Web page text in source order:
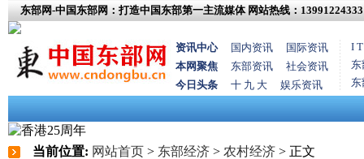
东部网-中国东部网：打造中国东部第一主流媒体 网站热线：13991224333
资讯中心 国内资讯
国际资讯
本网聚焦
东部资讯
社会资讯
今日头条
十 九 大 娱乐资讯
I
当前位置: 网站首页 > 东部经济 > 农村经济 > 正文